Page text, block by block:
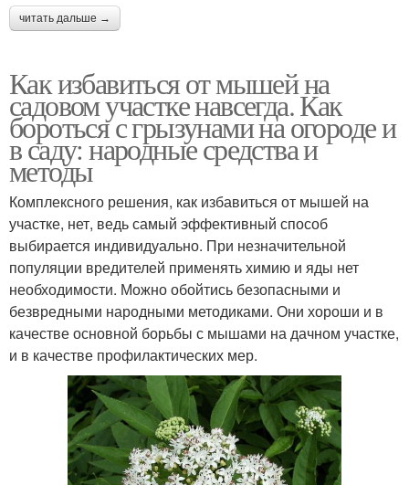
читать дальше →
Как избавиться от мышей на
садовом участке навсегда. Как
бороться с грызунами на огороде и
в саду: народные средства и
методы
Комплексного решения, как избавиться от мышей на
участке, нет, ведь самый эффективный способ
выбирается индивидуально. При незначительной
популяции вредителей применять химию и яды нет
необходимости. Можно обойтись безопасными и
безвредными народными методиками. Они хороши и в
качестве основной борьбы с мышами на дачном участке,
и в качестве профилактических мер.